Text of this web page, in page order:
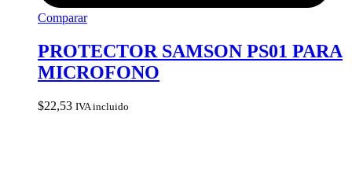
Comparar
PROTECTOR SAMSON PS01 PARA
MICROFONO
$22,53 IVA incluido